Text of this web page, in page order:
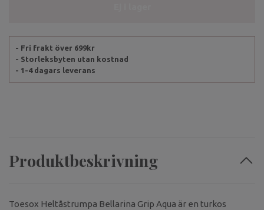
- Fri frakt över 699kr
- Storleksbyten utan kostnad
- 1-4 dagars leverans
Produktbeskrivning
Toesox Heltåstrumpa Bellarina Grip Aqua är en turkos